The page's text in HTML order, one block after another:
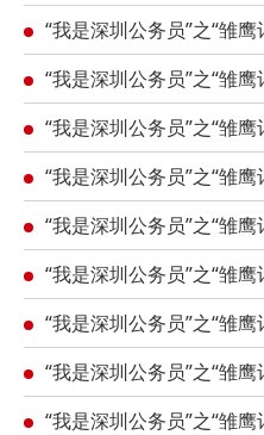
“我是深圳公务员”之“雏鹰计划”专题第32期：深圳市地方金融监督管理局监管三处
“我是深圳公务员”之“雏鹰计划”专题第31期：市工信局综合运行
“我是深圳公务员”之“雏鹰计划”专题第30期：市委党史文献研究
“我是深圳公务员”之“雏鹰计划”专题第29期：市委组织部
“我是深圳公务员”之“雏鹰计划”专题第28期：宝安区应急管理局
“我是深圳公务员”之“雏鹰计划”专题第27期：盐田区纪委监委
“我是深圳公务员”之“雏鹰计划”专题第26期：市市场监管局稽查
“我是深圳公务员”之“雏鹰计划”专题第25期：市交通运输
“我是深圳公务员”之“雏鹰计划”专题第24期：市生态环境局福田管理局